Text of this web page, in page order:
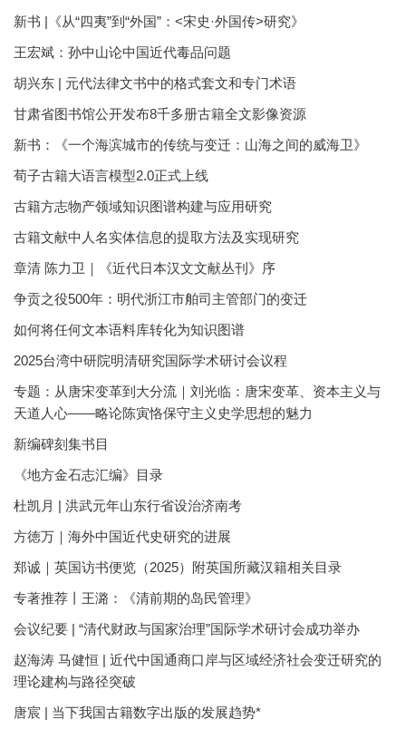
新书 |《从“四夷”到“外国”：<宋史·外国传>研究》
王宏斌：孙中山论中国近代毒品问题
胡兴东 | 元代法律文书中的格式套文和专门术语
甘肃省图书馆公开发布8千多册古籍全文影像资源
新书：《一个海滨城市的传统与变迁：山海之间的威海卫》
荀子古籍大语言模型2.0正式上线
古籍方志物产领域知识图谱构建与应用研究
古籍文献中人名实体信息的提取方法及实现研究
章清 陈力卫｜《近代日本汉文文献丛刊》序
争贡之役500年：明代浙江市舶司主管部门的变迁
如何将任何文本语料库转化为知识图谱
2025台湾中研院明清研究国际学术研讨会议程
专题：从唐宋变革到大分流｜刘光临：唐宋变革、资本主义与
天道人心——略论陈寅恪保守主义史学思想的魅力
新编碑刻集书目
《地方金石志汇编》目录
杜凯月 | 洪武元年山东行省设治济南考
方徳万｜海外中国近代史研究的进展
郑诚｜英国访书便览（2025）附英国所藏汉籍相关目录
专著推荐丨王潞：《清前期的岛民管理》
会议纪要 | “清代财政与国家治理”国际学术研讨会成功举办
赵海涛 马健恒 | 近代中国通商口岸与区域经济社会变迁研究的
理论建构与路径突破
唐宸 | 当下我国古籍数字出版的发展趋势*